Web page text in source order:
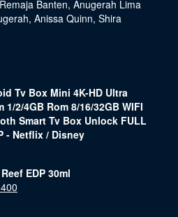
Banten, Anugerah Lima
, Anissa Quinn, Shira
Tv Box Mini 4K-HD Ultra
1/2/4GB Rom 8/16/32GB WIFI
Smart Tv Box Unlock FULL
- Netflix / Disney
EDP 30ml